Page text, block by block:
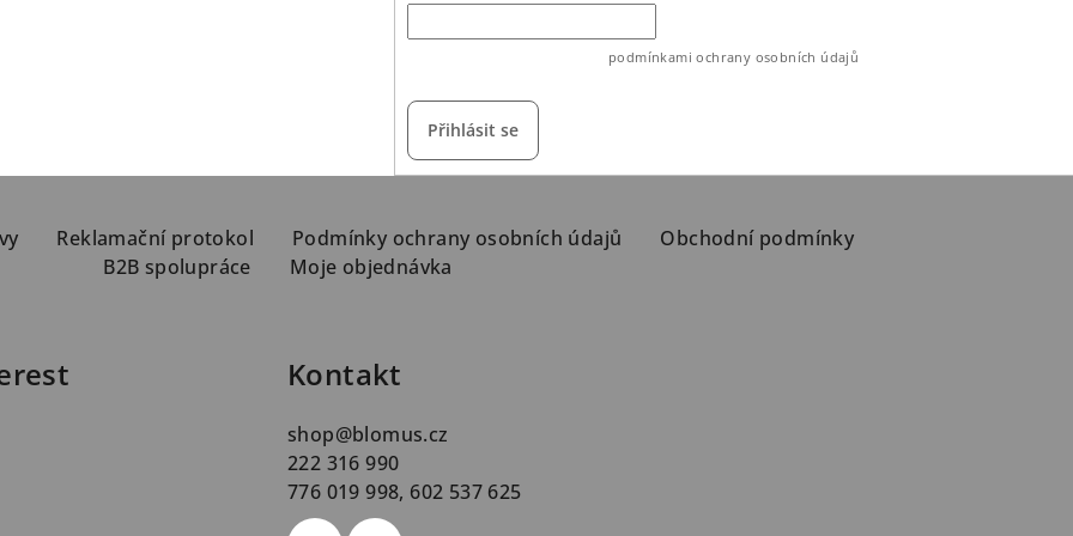
podmínkami ochrany osobních údajů
Přihlásit se
Reklamační protokol Podmínky ochrany osobních údajů
Obchodní podmínky
B2B spolupráce
Moje objednávka
Kontakt
shop@blomus.cz
222 316 990
776 019 998, 602 537 625